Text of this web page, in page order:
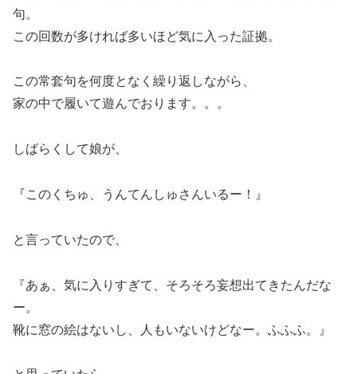
句。
この回数が多ければ多いほど気に入った証拠。
この常套句を何度となく繰り返しながら、
家の中で履いて遊んでおります。。。
しばらくして娘が、
『このくちゅ、うんてんしゅさんいるー！』
と言っていたので、
『あぁ、気に入りすぎて、そろそろ妄想出てきたんだな
ー。
靴に窓の絵はないし、人もいないけどなー。ふふふ。』